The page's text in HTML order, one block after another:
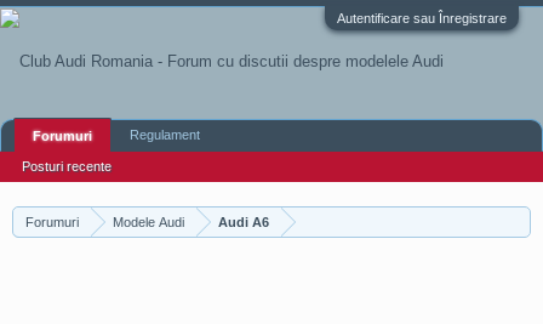
Autentificare sau Înregistrare
Forumuri Modele Audi Audi A6
Forumuri
Posturi recente
Regulament